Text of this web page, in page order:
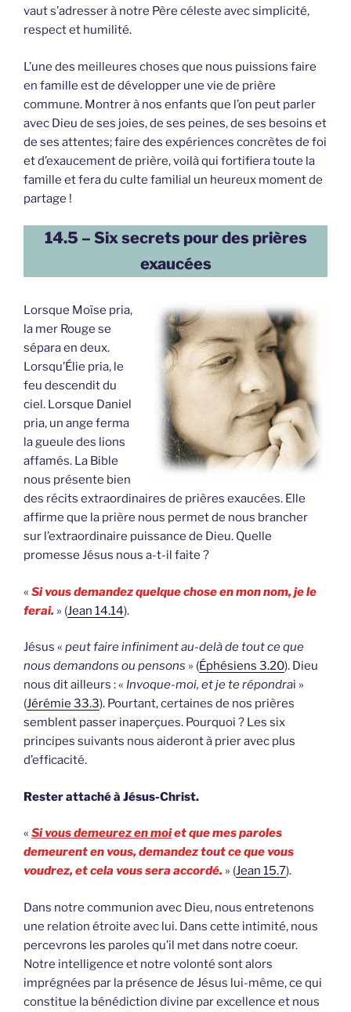
vaut s’adresser à notre Père céleste avec simplicité,
respect et humilité.
L’une des meilleures choses que nous puissions faire
en famille est de développer une vie de prière
commune. Montrer à nos enfants que l’on peut parler
avec Dieu de ses joies, de ses peines, de ses besoins et
de ses attentes; faire des expériences concrètes de foi
et d’exaucement de prière, voilà qui fortifiera toute la
famille et fera du culte familial un heureux moment de
partage !
14.5 – Six secrets pour des prières
exaucées
Lorsque Moïse pria,
la mer Rouge se
sépara en deux.
Lorsqu’Élie pria, le
feu descendit du
ciel. Lorsque Daniel
pria, un ange ferma
la gueule des lions
affamés. La Bible
nous présente bien
des récits extraordinaires de prières exaucées. Elle
affirme que la prière nous permet de nous brancher
sur l’extraordinaire puissance de Dieu. Quelle
promesse Jésus nous a-t-il faite ?
« Si vous demandez quelque chose en mon nom, je le
ferai. » (Jean 14.14).
Jésus « peut faire infiniment au-delà de tout ce que
nous demandons ou pensons » (Éphésiens 3.20). Dieu
nous dit ailleurs : « Invoque-moi, et je te répondrai »
(Jérémie 33.3). Pourtant, certaines de nos prières
semblent passer inaperçues. Pourquoi ? Les six
principes suivants nous aideront à prier avec plus
d’efficacité.
Rester attaché à Jésus-Christ.
« Si vous demeurez en moiet que mes paroles
demeurent en vous, demandez tout ce que vous
voudrez, et cela vous sera accordé. » (Jean 15.7).
Dans notre communion avec Dieu, nous entretenons
une relation étroite avec lui. Dans cette intimité, nous
percevrons les paroles qu’il met dans notre coeur.
Notre intelligence et notre volonté sont alors
imprégnées par la présence de Jésus lui-même, ce qui
constitue la bénédiction divine par excellence et nous